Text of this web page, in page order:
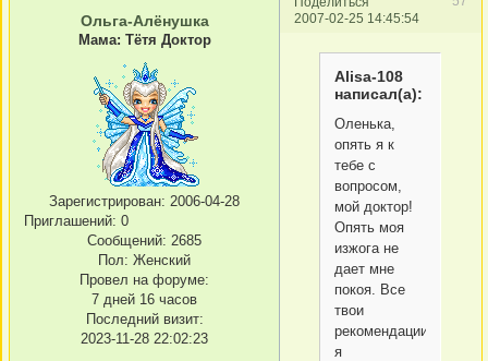
2007-02-25 14:45:54
Ольга-Алёнушка
Мама: Тётя Доктор
Зарегистрирован: 2006-04-28
Приглашений: 0
Сообщений: 2685
Пол: Женский
Провел на форуме:
7 дней 16 часов
Последний визит:
2023-11-28 22:02:23
Alisa-108
написал(а):
Оленька,
опять я к
тебе с
вопросом,
мой доктор!
Опять моя
изжога не
дает мне
покоя. Все
твои
рекомендации
я